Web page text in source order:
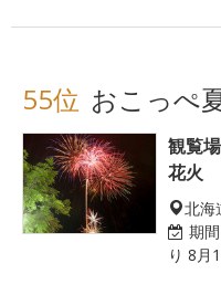
55位 おこっぺ
観覧
花火
北海
期間
り 8月